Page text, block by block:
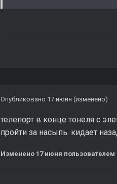
Опубликовано 17 июня (изменено)
телепорт в конце тонеля с
пройти за насыпь. кидает
Изменено 17 июня пользователем